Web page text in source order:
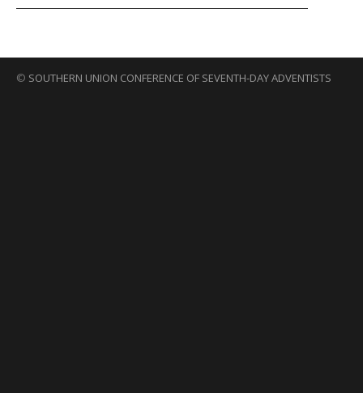
© SOUTHERN UNION CONFERENCE OF SEVENTH-DAY ADVENTISTS